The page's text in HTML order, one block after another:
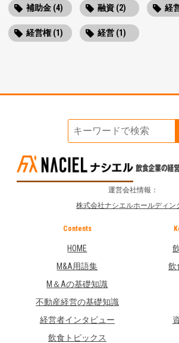
補助金 (4) 融資 (2) 経
経営権 (1) 経営 (1)
運営会社情報：
株式会社ナシエルホールディン
Contents
HOME
M&A用語集
M＆Aの基礎知識
不動産経営の基礎知識
経営者インタビュー
飲食トピックス
飲